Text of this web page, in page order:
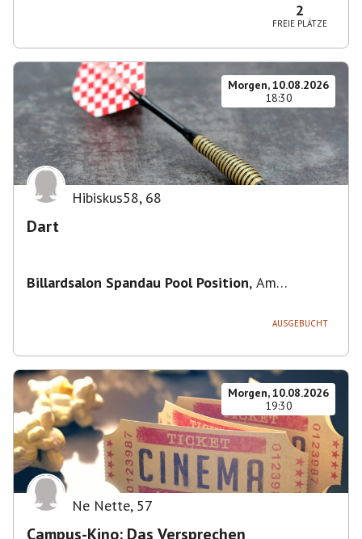
2
FREIE PLÄTZE
Morgen, 10.08.2026
18:30
Hibiskus58, 68
Dart
Billardsalon Spandau Pool Position, Am
AUSGEBUCHT
Morgen, 10.08.2026
19:30
Ne Nette, 57
Campus-Kino: Das Versprechen